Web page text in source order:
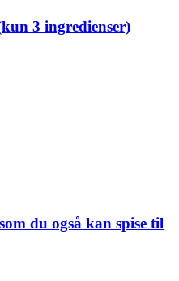
3 ingredienser)
du også kan spise til